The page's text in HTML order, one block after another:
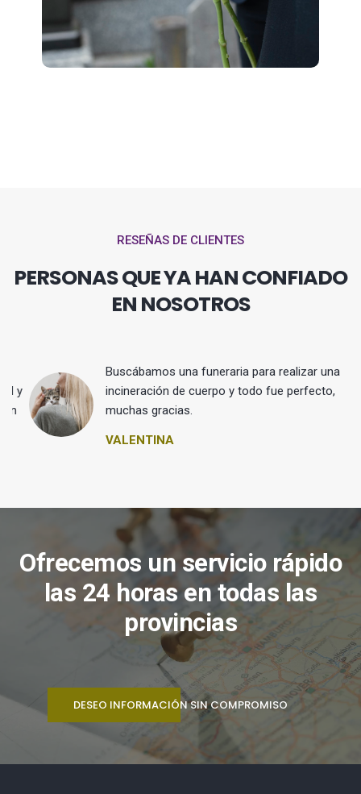
RESEÑAS DE CLIENTES
PERSONAS QUE YA HAN CONFIADO
EN NOSOTROS
Buscábamos una funeraria para realizar una
incineración de cuerpo y todo fue perfecto,
muchas gracias.
VALENTINA
Ofrecemos un servicio rápido
las 24 horas en todas las
provincias
DESEO INFORMACIÓN SIN COMPROMISO